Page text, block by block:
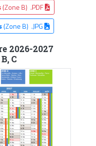
(Zone B) .PDF
(Zone B) .JPG
2026-2027
C